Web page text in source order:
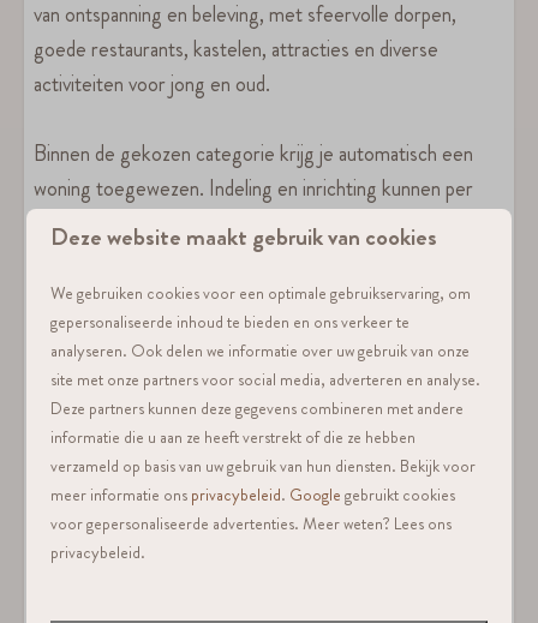
van ontspanning en beleving, met sfeervolle dorpen,
goede restaurants, kastelen, attracties en diverse
activiteiten voor jong en oud.
Binnen de gekozen categorie krijg je automatisch een
woning toegewezen. Indeling en inrichting kunnen per
accommodatie verschillen, waardoor iedere woning een
eigen uitstraling heeft. Voorkeuren aangeven is daarom
niet mogelijk. Uiteraard beschikken alle accommodaties
over snel glasvezelinternet, zodat je tijdens je verblijf van
alle gemakken bent voorzien.
Voorzieningen
Smart TV
Gaskookplaat
Deze website maakt gebruik van cookies
We gebruiken cookies voor een optimale gebruikservaring, om
gepersonaliseerde inhoud te bieden en ons verkeer te
analyseren. Ook delen we informatie over uw gebruik van onze
site met onze partners voor social media, adverteren en analyse.
Deze partners kunnen deze gegevens combineren met andere
informatie die u aan ze heeft verstrekt of die ze hebben
verzameld op basis van uw gebruik van hun diensten. Bekijk voor
meer informatie ons privacybeleid. Google gebruikt cookies
voor gepersonaliseerde advertenties. Meer weten? Lees ons
privacybeleid.